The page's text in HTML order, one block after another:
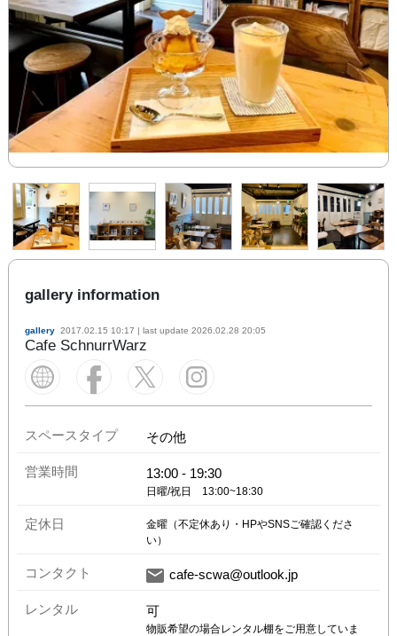
gallery information
gallery 2017.02.15 10:17 | last update 2026.02.28 20:05
Cafe SchnurrWarz
スペースタイプ その他
営業時間 13:00- 19:30
日曜/祝日　13:00~18:30
定休日
金曜（不定休あり・HPやSNSご確認くださ
い）
コンタクト cafe-scwa@outlook.jp
レンタル 可
物販希望の場合レンタル棚をご用意していま